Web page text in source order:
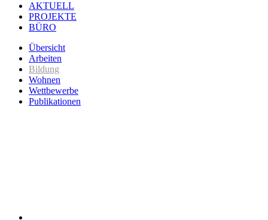
AKTUELL
PROJEKTE
BÜRO
Übersicht
Arbeiten
Bildung
Wohnen
Wettbewerbe
Publikationen